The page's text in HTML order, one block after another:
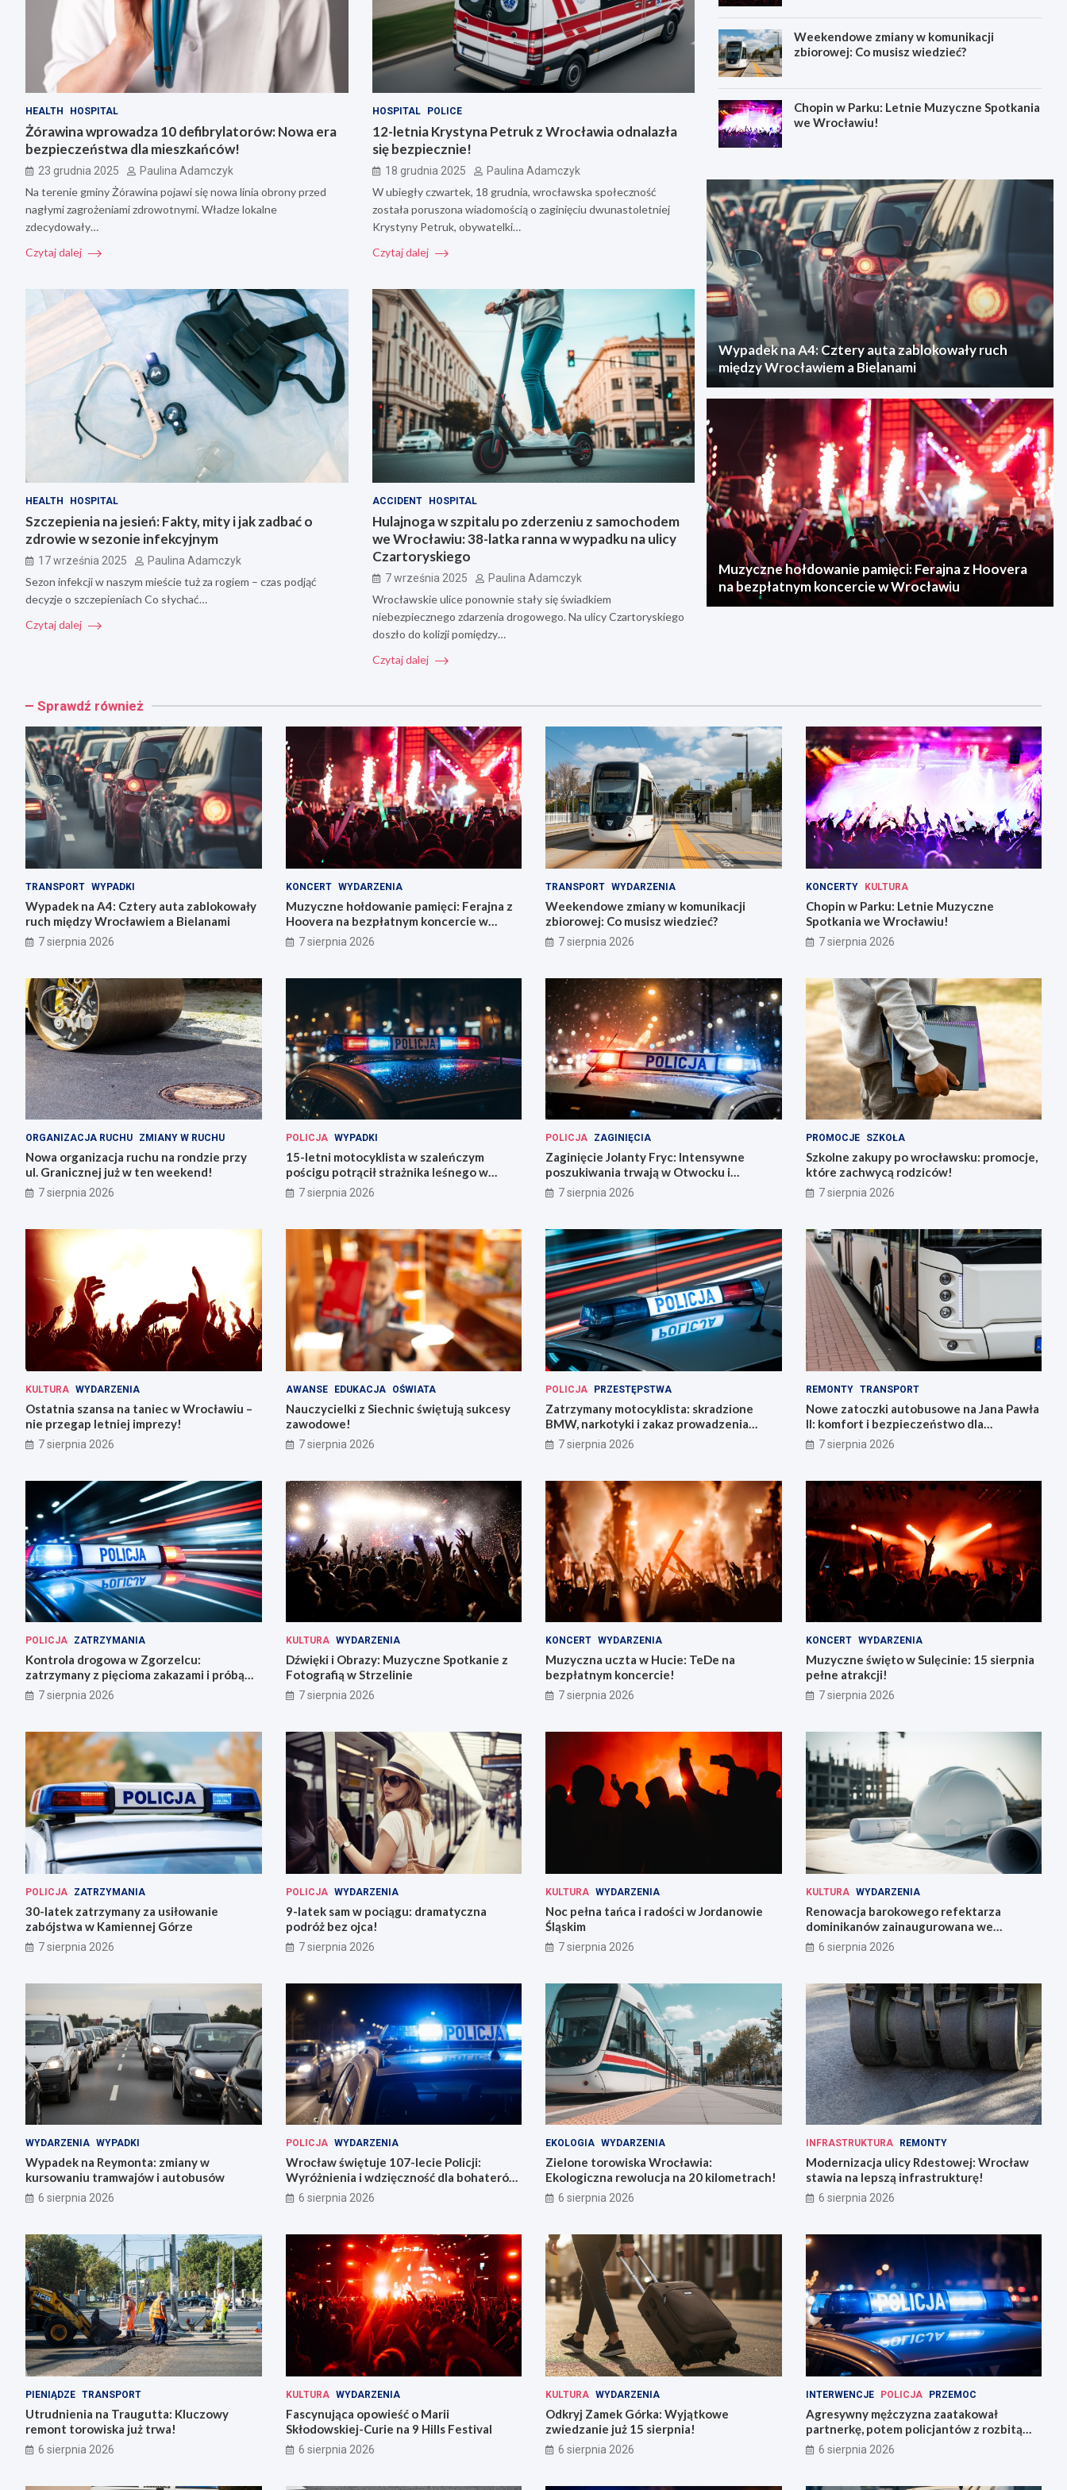
HEALTH HOSPITAL
Żórawina wprowadza 10 defibrylatorów: Nowa era
bezpieczeństwa dla mieszkańców!
23 grudnia 2025 Paulina Adamczyk
Na terenie gminy Żórawina pojawi się nowa linia obrony przed
nagłymi zagrożeniami zdrowotnymi. Władze lokalne
zdecydowały…
Czytaj dalej
HOSPITAL POLICE
12-letnia Krystyna Petruk z Wrocławia odnalazła
się bezpiecznie!
18 grudnia 2025 Paulina Adamczyk
W ubiegły czwartek, 18 grudnia, wrocławska społeczność
została poruszona wiadomością o zaginięciu dwunastoletniej
Krystyny Petruk, obywatelki…
Czytaj dalej
HEALTH HOSPITAL
Szczepienia na jesień: Fakty, mity i jak zadbać o
zdrowie w sezonie infekcyjnym
17 września 2025 Paulina Adamczyk
Sezon infekcji w naszym mieście tuż za rogiem – czas podjąć
decyzje o szczepieniach Co słychać…
Czytaj dalej
ACCIDENT HOSPITAL
Hulajnoga w szpitalu po zderzeniu z samochodem
we Wrocławiu: 38-latka ranna w wypadku na ulicy
Czartoryskiego
7 września 2025 Paulina Adamczyk
Wrocławskie ulice ponownie stały się świadkiem
niebezpiecznego zdarzenia drogowego. Na ulicy Czartoryskiego
doszło do kolizji pomiędzy…
Czytaj dalej
Weekendowe zmiany w komunikacji
zbiorowej: Co musisz wiedzieć?
Chopin w Parku: Letnie Muzyczne Spotkania
we Wrocławiu!
Wypadek na A4: Cztery auta zablokowały ruch
między Wrocławiem a Bielanami
Muzyczne hołdowanie pamięci: Ferajna z Hoovera
na bezpłatnym koncercie w Wrocławiu
Sprawdź również
TRANSPORT WYPADKI
Wypadek na A4: Cztery auta zablokowały
ruch między Wrocławiem a Bielanami
7 sierpnia 2026
KONCERT WYDARZENIA
Muzyczne hołdowanie pamięci: Ferajna z
Hoovera na bezpłatnym koncercie w
Wrocławiu
7 sierpnia 2026
TRANSPORT WYDARZENIA
Weekendowe zmiany w komunikacji
zbiorowej: Co musisz wiedzieć?
7 sierpnia 2026
KONCERTY KULTURA
Chopin w Parku: Letnie Muzyczne
Spotkania we Wrocławiu!
7 sierpnia 2026
ORGANIZACJA RUCHU ZMIANY W RUCHU
Nowa organizacja ruchu na rondzie przy
ul. Granicznej już w ten weekend!
7 sierpnia 2026
POLICJA WYPADKI
15-letni motocyklista w szaleńczym
pościgu potrącił strażnika leśnego w
Lwówku Śląskim
7 sierpnia 2026
POLICJA ZAGINIĘCIA
Zaginięcie Jolanty Fryc: Intensywne
poszukiwania trwają w Otwocku i
Wrocławiu
7 sierpnia 2026
PROMOCJE SZKOŁA
Szkolne zakupy po wrocławsku: promocje,
które zachwycą rodziców!
7 sierpnia 2026
KULTURA WYDARZENIA
Ostatnia szansa na taniec w Wrocławiu –
nie przegap letniej imprezy!
7 sierpnia 2026
AWANSE EDUKACJA OŚWIATA
Nauczycielki z Siechnic świętują sukcesy
zawodowe!
7 sierpnia 2026
POLICJA PRZESTĘPSTWA
Zatrzymany motocyklista: skradzione
BMW, narkotyki i zakaz prowadzenia
pojazdów
7 sierpnia 2026
REMONTY TRANSPORT
Nowe zatoczki autobusowe na Jana Pawła
II: komfort i bezpieczeństwo dla
mieszkańców!
7 sierpnia 2026
POLICJA ZATRZYMANIA
Kontrola drogowa w Zgorzelcu:
zatrzymany z pięcioma zakazami i próbą
ucieczki
7 sierpnia 2026
KULTURA WYDARZENIA
Dźwięki i Obrazy: Muzyczne Spotkanie z
Fotografią w Strzelinie
7 sierpnia 2026
KONCERT WYDARZENIA
Muzyczna uczta w Hucie: TeDe na
bezpłatnym koncercie!
7 sierpnia 2026
KONCERT WYDARZENIA
Muzyczne święto w Sulęcinie: 15 sierpnia
pełne atrakcji!
7 sierpnia 2026
POLICJA ZATRZYMANIA
30-latek zatrzymany za usiłowanie
zabójstwa w Kamiennej Górze
7 sierpnia 2026
POLICJA WYDARZENIA
9-latek sam w pociągu: dramatyczna
podróż bez ojca!
7 sierpnia 2026
KULTURA WYDARZENIA
Noc pełna tańca i radości w Jordanowie
Śląskim
7 sierpnia 2026
KULTURA WYDARZENIA
Renowacja barokowego refektarza
dominikanów zainaugurowana we
Wrocławiu
6 sierpnia 2026
WYDARZENIA WYPADKI
Wypadek na Reymonta: zmiany w
kursowaniu tramwajów i autobusów
6 sierpnia 2026
POLICJA WYDARZENIA
Wrocław świętuje 107-lecie Policji:
Wyróżnienia i wdzięczność dla bohaterów
codzienności
6 sierpnia 2026
EKOLOGIA WYDARZENIA
Zielone torowiska Wrocławia:
Ekologiczna rewolucja na 20 kilometrach!
6 sierpnia 2026
INFRASTRUKTURA REMONTY
Modernizacja ulicy Rdestowej: Wrocław
stawia na lepszą infrastrukturę!
6 sierpnia 2026
PIENIĄDZE TRANSPORT
Utrudnienia na Traugutta: Kluczowy
remont torowiska już trwa!
6 sierpnia 2026
KULTURA WYDARZENIA
Fascynująca opowieść o Marii
Skłodowskiej-Curie na 9 Hills Festival
6 sierpnia 2026
KULTURA WYDARZENIA
Odkryj Zamek Górka: Wyjątkowe
zwiedzanie już 15 sierpnia!
6 sierpnia 2026
INTERWENCJE POLICJA PRZEMOC
Agresywny mężczyzna zaatakował
partnerkę, potem policjantów z rozbitą
butelką
6 sierpnia 2026